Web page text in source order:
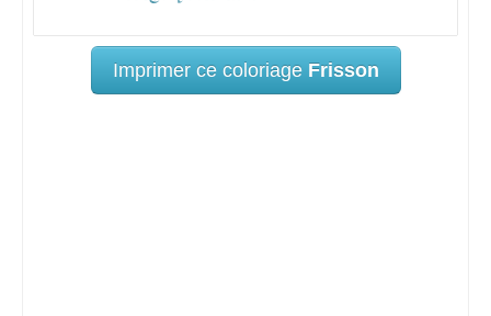
Imprimer ce coloriage Frisson